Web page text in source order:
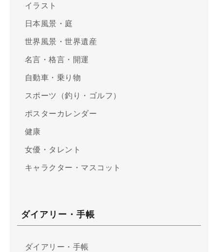
イラスト
日本風景・庭
世界風景・世界遺産
名言・格言・開運
自動車・乗り物
スポーツ（釣り・ゴルフ）
ポスターカレンダー
健康
女優・タレント
キャラクター・マスコット
ダイアリー・手帳
ダイアリー・手帳